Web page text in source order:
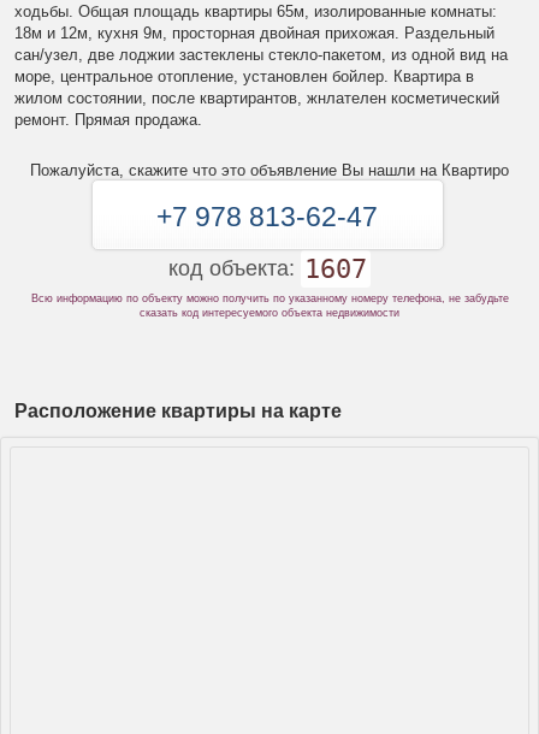
ходьбы. Общая площадь квартиры 65м, изолированные комнаты:
18м и 12м, кухня 9м, просторная двойная прихожая. Раздельный
сан/узел, две лоджии застеклены стекло-пакетом, из одной вид на
море, центральное отопление, установлен бойлер. Квартира в
жилом состоянии, после квартирантов, жнлателен косметический
ремонт. Прямая продажа.
Пожалуйста, скажите что это объявление Вы нашли на Квартиро
+7 978 813-62-47
код объекта: 1607
Всю информацию по объекту можно получить по указанному номеру телефона, не забудьте
сказать код интересуемого объекта недвижимости
Расположение квартиры на карте